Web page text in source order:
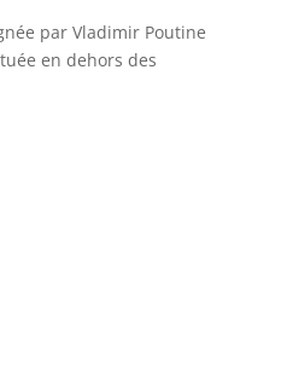
par Vladimir Poutine
en dehors des